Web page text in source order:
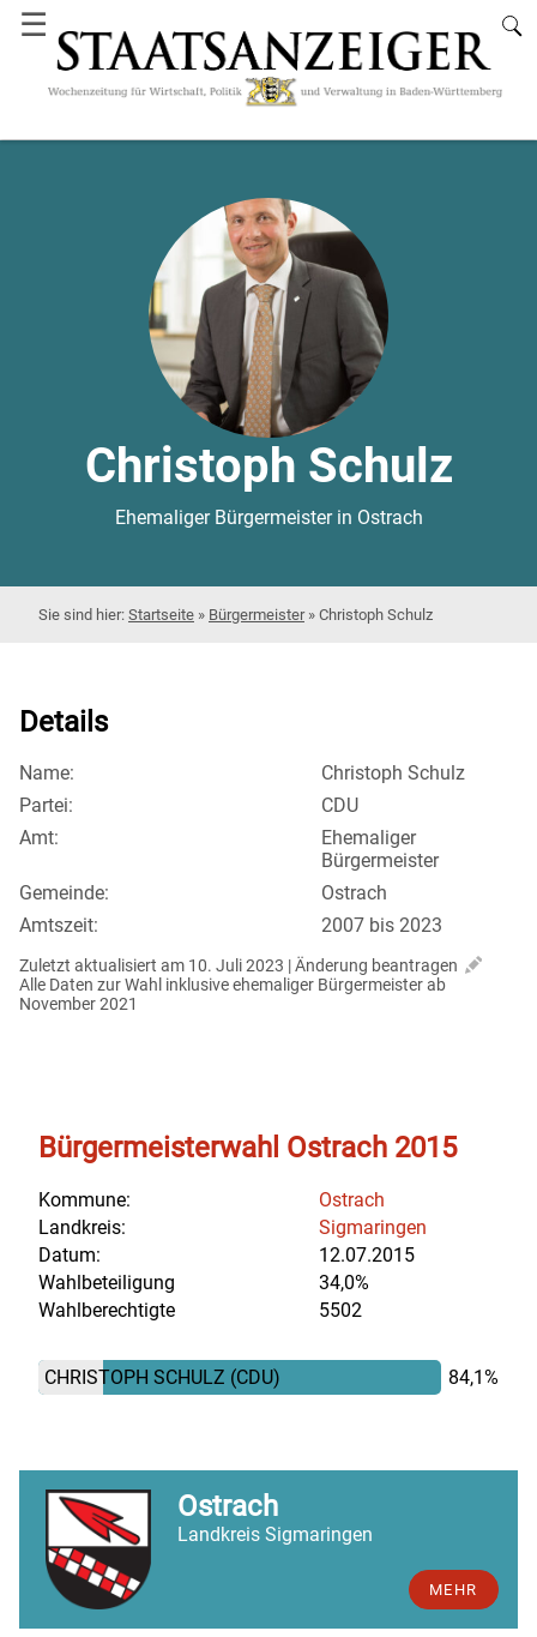
☰
Christoph Schulz
Ehemaliger Bürgermeister in Ostrach
Startseite » Bürgermeister» Christoph Schulz
Details
Name:
Christoph Schulz
Partei:
CDU
Amt:
Ehemaliger
Bürgermeister
Gemeinde:
Ostrach
Amtszeit:
2007 bis 2023
Zuletzt aktualisiert am 10. Juli 2023 | Änderung beantragen
Alle Daten zur Wahl inklusive ehemaliger Bürgermeister ab
November 2021
Ostrach
Landkreis Sigmaringen
MEHR
Bürgermeisterwahl Ostrach 2015
Kommune:
Ostrach
Landkreis:
Sigmaringen
Datum:
12.07.2015
Wahlbeteiligung
34,0%
Wahlberechtigte
5502
CHRISTOPH SCHULZ (CDU) 84,1%